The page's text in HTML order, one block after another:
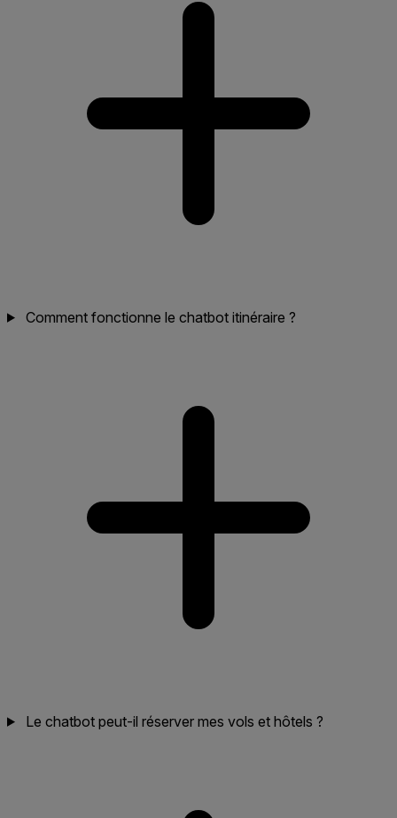
Comment fonctionne le chatbot itinéraire ?
Le chatbot peut-il réserver mes vols et hôtels ?